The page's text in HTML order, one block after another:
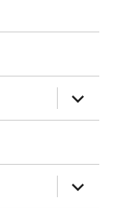
öffnen
öffnen